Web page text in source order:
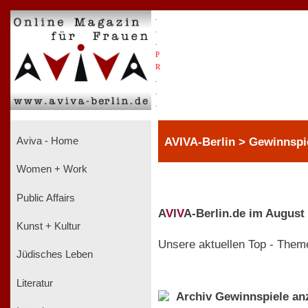
P
R
Aviva - Home
Women + Work
Public Affairs
Kunst + Kultur
Jüdisches Leben
Literatur
AVIVA-Berlin >
AVIVA-Berlin.de im August
Unsere aktuellen Top -
Archiv Gewinnspiele